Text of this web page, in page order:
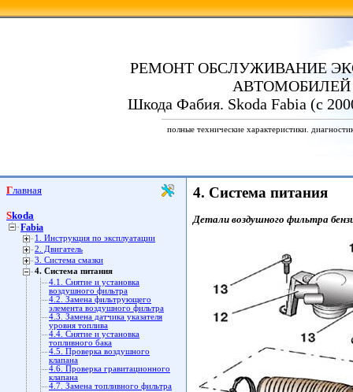
РЕМОНТ ОБСЛУЖИВАНИЕ
АВТОМОБИЛЕЙ
Шкода Фабия. Skoda Fabia (с
полные технические характеристики.
Главная
Skoda
Fabia
1. Инструкция по эксплуатации
2. Двигатель
3. Система смазки
4. Система питания
4.1. Снятие и установка
воздушного фильтра
4.2. Замена фильтрующего
элемента воздушного фильтра
4.3. Замена датчика указателя
уровня топлива
4.4. Снятие и установка
топливного бака
4.5. Проверка воздушного
клапана
4.6. Проверка гравитационного
клапана
4.7. Замена топливного фильтра
4. Система питания
Детали воздушного фильтра